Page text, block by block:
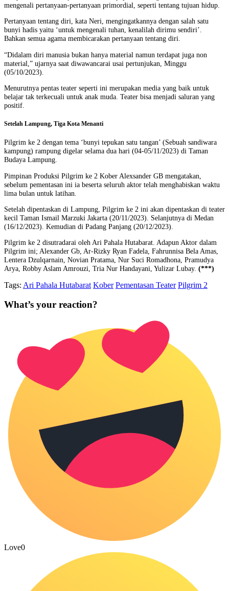
mengenali pertanyaan-pertanyaan primordial, seperti tentang tujuan hidup.
Pertanyaan tentang diri, kata Neri, mengingatkannya dengan salah satu
bunyi hadis yaitu ‘untuk mengenali tuhan, kenalilah dirimu sendiri’.
Bahkan semua agama membicarakan pertanyaan tentang diri.
“Didalam diri manusia bukan hanya material namun terdapat juga non
material,” ujarnya saat diwawancarai usai pertunjukan, Minggu
(05/10/2023).
Menurutnya pentas teater seperti ini merupakan media yang baik untuk
belajar tak terkecuali untuk anak muda. Teater bisa menjadi saluran yang
positif.
Setelah Lampung, Tiga Kota Menanti
Pilgrim ke 2 dengan tema ‘bunyi tepukan satu tangan’ (Sebuah sandiwara
kampung) rampung digelar selama dua hari (04-05/11/2023) di Taman
Budaya Lampung.
Pimpinan Produksi Pilgrim ke 2 Kober Alexsander GB mengatakan,
sebelum pementasan ini ia beserta seluruh aktor telah menghabiskan waktu
lima bulan untuk latihan.
Setelah dipentaskan di Lampung, Pilgrim ke 2 ini akan dipentaskan di teater
kecil Taman Ismail Marzuki Jakarta (20/11/2023). Selanjutnya di Medan
(16/12/2023). Kemudian di Padang Panjang (20/12/2023).
Pilgrim ke 2 disutradarai oleh Ari Pahala Hutabarat. Adapun Aktor dalam
Pilgrim ini; Alexander Gb, Ar-Rizky Ryan Fadela, Fahrunnisa Bela Amas,
Lentera Dzulqarnain, Novian Pratama, Nur Suci Romadhona, Pramudya
Arya, Robby Aslam Amrouzi, Tria Nur Handayani, Yulizar Lubay. (***)
Tags: Ari Pahala Hutabarat Kober Pementasan Teater Pilgrim 2
What’s your reaction?
Love0